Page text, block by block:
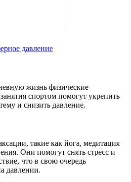
давление
жизнь физические
спортом помогут укрепить
и снизить давление.
такие как йога, медитация
Они помогут снять стресс и
что в свою очередь
давлении.